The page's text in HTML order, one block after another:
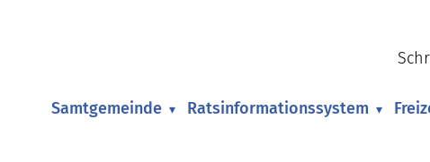
Samtgemeinde ▾ Ratsinformationssystem ▾